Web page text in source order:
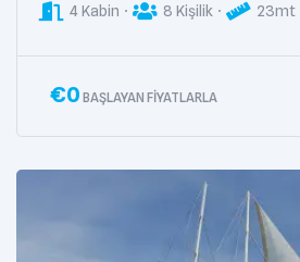
4 Kabin 8 Kişilik 23mt
€0 BAŞLAYAN FIYATLARLA